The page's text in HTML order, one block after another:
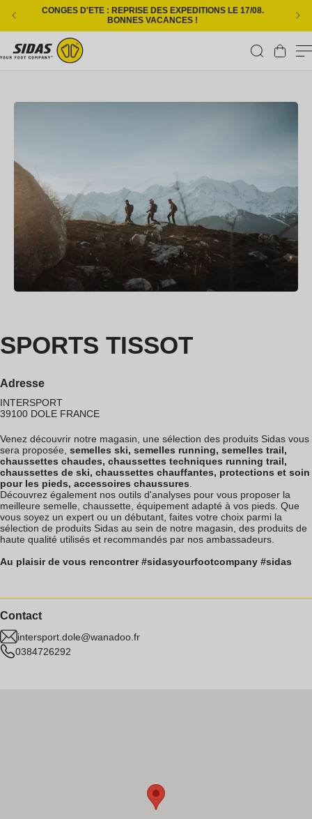
Ignorer et passer au contenu
CONGES D'ETE : REPRISE DES EXPEDITIONS LE 17/08.
BONNES VACANCES !
Panier
SPORTS TISSOT
Adresse
INTERSPORT
39100 DOLE FRANCE
Venez découvrir notre magasin, une sélection des produits Sidas vous
sera proposée, semelles ski, semelles running, semelles trail,
chaussettes chaudes, chaussettes techniques running trail,
chaussettes de ski, chaussettes chauffantes, protections et soin
pour les pieds, accessoires chaussures.
Découvrez également nos outils d'analyses pour vous proposer la
meilleure semelle, chaussette, équipement adapté à vos pieds. Que
vous soyez un expert ou un débutant, faites votre choix parmi la
sélection de produits Sidas au sein de notre magasin, des produits de
haute qualité utilisés et recommandés par nos ambassadeurs.
Au plaisir de vous rencontrer #sidasyourfootcompany #sidas
Contact
intersport.dole@wanadoo.fr
0384726292